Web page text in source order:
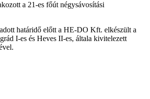
a 21-es főút négysávosítási
határidő előtt a HE-DO Kft. elkészült a
I-es és Heves II-es, általa kivitelezett